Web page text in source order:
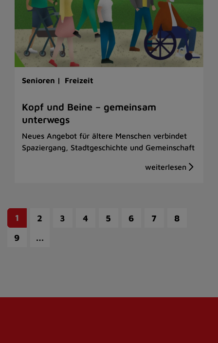
Senioren | Freizeit
Kopf und Beine – gemeinsam
unterwegs
Neues Angebot für ältere Menschen verbindet
Spaziergang, Stadtgeschichte und Gemeinschaft
1 2 3 4 5 6 7
8
9
…